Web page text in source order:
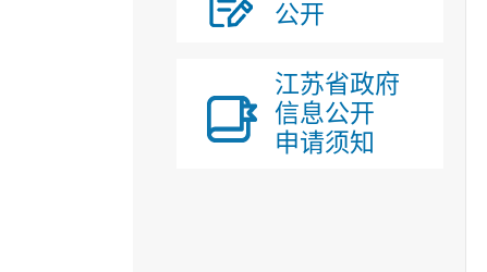
公开
江苏省政府
信息公开
申请须知